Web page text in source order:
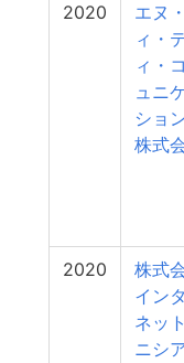
2020
エヌ
ィ・
ィ・
ュニ
ショ
株式
2020
株式
イン
ネッ
ニシ